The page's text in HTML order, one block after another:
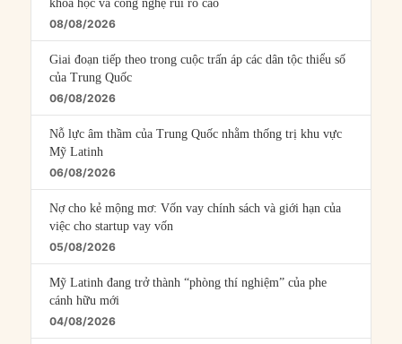
khoa học và công nghệ rủi ro cao
08/08/2026
Giai đoạn tiếp theo trong cuộc trấn áp các dân tộc thiểu số
của Trung Quốc
06/08/2026
Nỗ lực âm thầm của Trung Quốc nhằm thống trị khu vực
Mỹ Latinh
06/08/2026
Nợ cho kẻ mộng mơ: Vốn vay chính sách và giới hạn của
việc cho startup vay vốn
05/08/2026
Mỹ Latinh đang trở thành “phòng thí nghiệm” của phe
cánh hữu mới
04/08/2026